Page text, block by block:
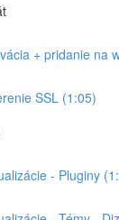
+ pridanie na
SSL (1:05)
- Pluginy